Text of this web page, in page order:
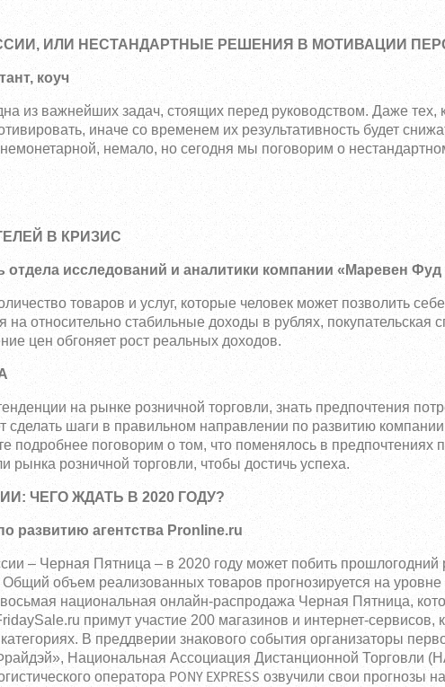
ИЛИ НЕСТАНДАРТНЫЕ РЕШЕНИЯ В МОТИВАЦИИ
коуч
из важнейших задач, стоящих перед руководством. Даже тех,
иначе со временем их результативность будет
немало, но сегодня мы поговорим о
В КРИЗИС
отдела исследований и аналитики компании «Маревен Фуд
товаров и услуг, которые человек может позволить
относительно стабильные доходы в рублях, покупательская
цен обгоняет рост реальных доходов.
на рынке розничной торговли, знать предпочтения
шаги в правильном направлении по развитию
подробнее поговорим о том, что поменялось в предпочтениях
рынка розничной торговли, чтобы достичь успеха.
ЧЕГО ЖДАТЬ В 2020 ГОДУ?
развитию агентства Pronline.ru
– Черная Пятница – в 2020 году может побить прошлогодний
Общий объем реализованных товаров прогнозируется на
восьмая национальная онлайн-распродажа Черная Пятница,
примут участие 200 магазинов и интернет-сервисов,
В преддверии знакового события организаторы
», Национальная Ассоциация Дистанционной Торговли (
оператора PONY EXPRESSозвучили свои прогнозы